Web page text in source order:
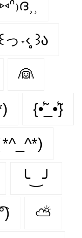
っ˕‹̥̥̥ ꒱ა
👰
{•̃̾_•̃̾}
*^_^*)
╰‿╯
⛅